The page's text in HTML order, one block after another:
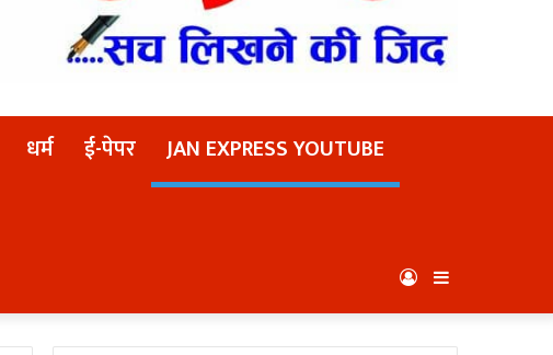
धर्म ई-पेपर
JAN EXPRESS YOUTUBE
Log
In